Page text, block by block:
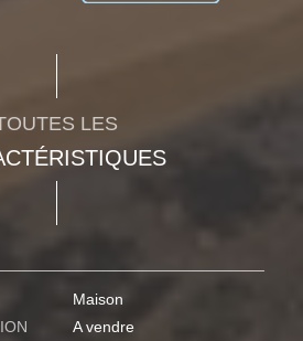
LES
Maison
A vendre